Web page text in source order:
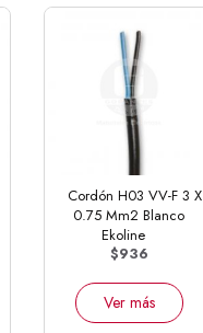
Cordón H03 VV-F 3 X
0.75 Mm2 Blanco
Ekoline
$936
Ver más